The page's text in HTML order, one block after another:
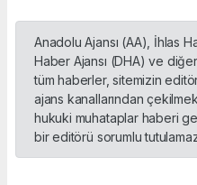
Anadolu Ajansı (AA), İhlas
Haber Ajansı (DHA) ve
tüm haberler, sitemizin
ajans kanallarından
hukuki muhataplar haberi
bir editörü sorumlu